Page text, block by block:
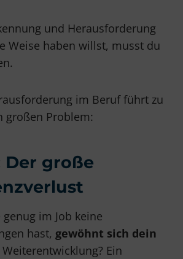
und Herausforderung
Weise haben willst, musst du
im Beruf führt zu
großen Problem:
Der große
im Job keine
hast, gewöhnt sich dein
Weiterentwicklung? Ein